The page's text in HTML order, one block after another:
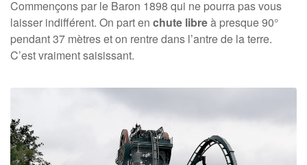
Commençons par le Baron 1898 qui ne pourra pas vous
laisser indifférent. On part en chute libreà presque 90°
pendant 37 mètres et on rentre dans l’antre de la terre.
C’est vraiment saisissant.